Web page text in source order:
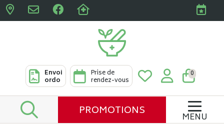
Pharmacies Clabots &
Envoi
ordo
Prise de
rendez-vous
0
PROMOTIONS MENU